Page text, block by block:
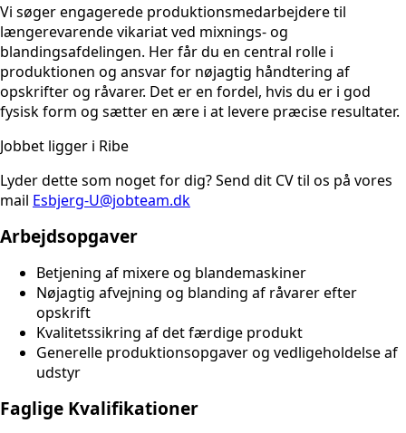
Vi søger engagerede produktionsmedarbejdere til
længerevarende vikariat ved mixnings- og
blandingsafdelingen. Her får du en central rolle i
produktionen og ansvar for nøjagtig håndtering af
opskrifter og råvarer. Det er en fordel, hvis du er i god
fysisk form og sætter en ære i at levere præcise resultater.
Jobbet ligger i Ribe
Lyder dette som noget for dig? Send dit CV til os på vores
mail Esbjerg-U@jobteam.dk
Arbejdsopgaver
Betjening af mixere og blandemaskiner
Nøjagtig afvejning og blanding af råvarer efter
opskrift
Kvalitetssikring af det færdige produkt
Generelle produktionsopgaver og vedligeholdelse af
udstyr
Faglige Kvalifikationer